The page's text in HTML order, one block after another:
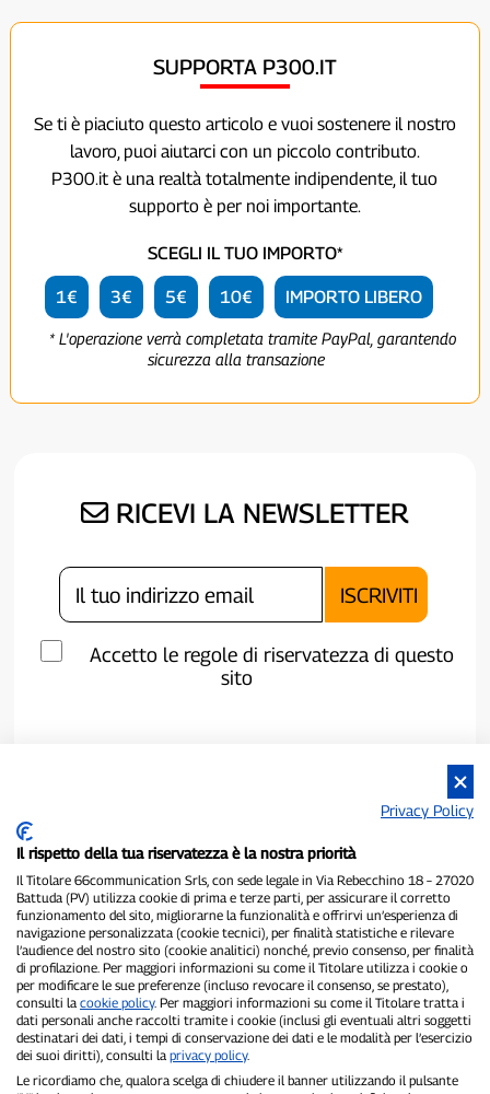
SUPPORTA P300.IT
Se ti è piaciuto questo articolo e vuoi sostenere il nostro
lavoro, puoi aiutarci con un piccolo contributo.
P300.it è una realtà totalmente indipendente, il tuo
supporto è per noi importante.
SCEGLI IL TUO IMPORTO*
1€ 3€ 5€ 10€ IMPORTO LIBERO
* L'operazione verrà completata tramite PayPal, garantendo
sicurezza alla transazione
RICEVI LA NEWSLETTER
Accetto le regole di riservatezza di questo
sito
P300.it è una Testata Giornalistica indipendente
Registrazione numero 1/2021 del 1/2/2021 - Tribunale di Pavia
Proprietario ed editore:66communication Srls- P.IVA
02798890188
Direttore Responsabile:Alessandro Secchi- Vicedirettore:Federico
Benedusi
Privacy Policy-Cookie Policy
Privacy Policy
Il rispetto della tua riservatezza è la nostra priorità
Il Titolare 66communication Srls, con sede legale in Via Rebecchino 18 – 27020
Battuda (PV) utilizza cookie di prima e terze parti, per assicurare il corretto
funzionamento del sito, migliorarne la funzionalità e offrirvi un’esperienza di
navigazione personalizzata (cookie tecnici), per finalità statistiche e rilevare
l’audience del nostro sito (cookie analitici) nonché, previo consenso, per finalità
di profilazione. Per maggiori informazioni su come il Titolare utilizza i cookie o
per modificare le sue preferenze (incluso revocare il consenso, se prestato),
consulti la cookie policy. Per maggiori informazioni su come il Titolare tratta i
dati personali anche raccolti tramite i cookie (inclusi gli eventuali altri soggetti
destinatari dei dati, i tempi di conservazione dei dati e le modalità per l’esercizio
dei suoi diritti), consulti la privacy policy.
Le ricordiamo che, qualora scelga di chiudere il banner utilizzando il pulsante